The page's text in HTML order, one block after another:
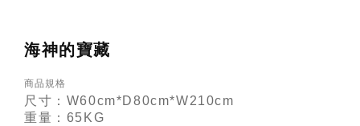
海神的寶藏
商品規格
尺寸：W60cm*D80cm*W210cm
重量：65KG